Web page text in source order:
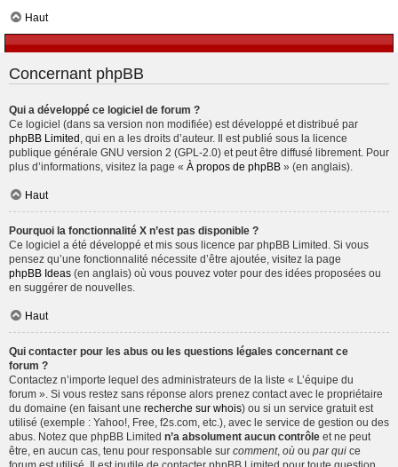
Haut
Concernant phpBB
Qui a développé ce logiciel de forum ?
Ce logiciel (dans sa version non modifiée) est développé et distribué par
phpBB Limited , qui en a les droits d’auteur. Il est publié sous la licence
publique générale GNU version 2 (GPL-2.0) et peut être diffusé librement. Pour
plus d’informations, visitez la page « À propos de phpBB » (en anglais).
Haut
Pourquoi la fonctionnalité X n’est pas disponible ?
Ce logiciel a été développé et mis sous licence par phpBB Limited. Si vous
pensez qu’une fonctionnalité nécessite d’être ajoutée, visitez la page
phpBB Ideas (en anglais) où vous pouvez voter pour des idées proposées ou
en suggérer de nouvelles.
Haut
Qui contacter pour les abus ou les questions légales concernant ce
forum ?
Contactez n’importe lequel des administrateurs de la liste « L’équipe du
forum ». Si vous restez sans réponse alors prenez contact avec le propriétaire
du domaine (en faisant une recherche sur whois) ou si un service gratuit est
utilisé (exemple : Yahoo!, Free, f2s.com, etc.), avec le service de gestion ou des
abus. Notez que phpBB Limited n’a absolument aucun contrôle et ne peut
être, en aucun cas, tenu pour responsable sur comment, où ou par qui ce